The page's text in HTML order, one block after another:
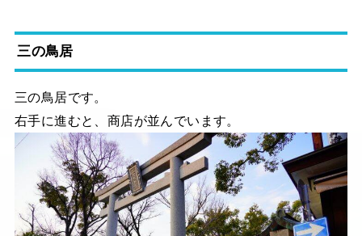
三の鳥居
三の鳥居です。
右手に進むと、商店が並んでいます。